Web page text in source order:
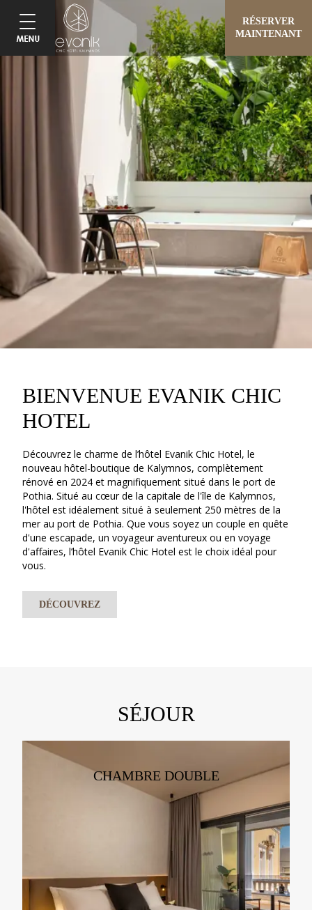
RÉSERVER
MAINTENANT
BIENVENUE EVANIK CHIC
HOTEL
Découvrez le charme de l’hôtel Evanik Chic Hotel, le
nouveau hôtel-boutique de Kalymnos, complètement
rénové en 2024 et magnifiquement situé dans le port de
Pothia. Situé au cœur de la capitale de l'île de Kalymnos,
l'hôtel est idéalement situé à seulement 250 mètres de la
mer au port de Pothia. Que vous soyez un couple en quête
d'une escapade, un voyageur aventureux ou en voyage
d'affaires, l’hôtel Evanik Chic Hotel est le choix idéal pour
vous.
DÉCOUVREZ
SÉJOUR
CHAMBRE DOUBLE